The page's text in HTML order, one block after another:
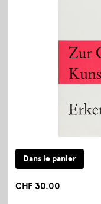
CHF 30.00